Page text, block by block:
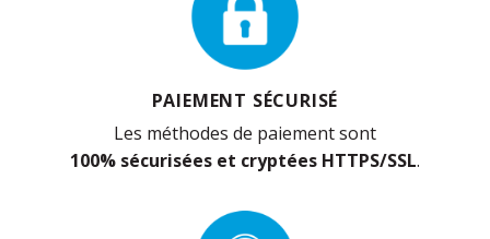
PAIEMENT SÉCURISÉ
Les méthodes de paiement sont
100% sécurisées et cryptées HTTPS/SSL.